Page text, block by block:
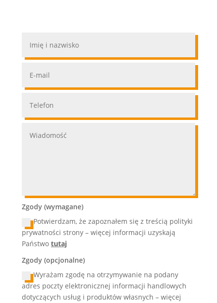
Zgody (wymagane)
Potwierdzam, że zapoznałem się z treścią polityki
prywatności strony – więcej informacji uzyskają
Państwotutaj
Zgody (opcjonalne)
Wyrażam zgodę na otrzymywanie na podany
adres poczty elektronicznej informacji handlowych
dotyczących usług i produktów własnych – więcej